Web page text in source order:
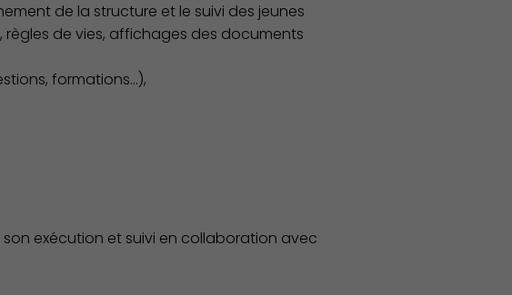
vie
de la structure et le suivi des jeunes
règles de vies, affichages des documents
formations…),
son exécution et suivi en collaboration avec